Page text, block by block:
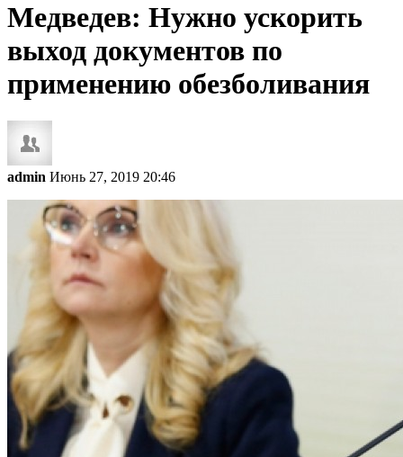
Медведев: Нужно ускорить
выход документов по
применению обезболивания
admin Июнь 27, 2019 20:46